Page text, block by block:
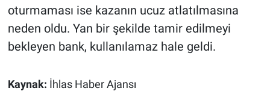
oturmaması ise kazanın ucuz atlatılmasına
neden oldu. Yan bir şekilde tamir edilmeyi
bekleyen bank, kullanılamaz hale geldi.
Kaynak: İhlas Haber Ajansı